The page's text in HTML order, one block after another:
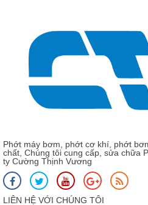
Phớt máy bơm, phớt cơ khí, phớt
chất, Chúng tôi cung cấp, sửa chữa
ty Cường Thịnh Vương
LIÊN HỆ VỚI CHÚNG TÔI